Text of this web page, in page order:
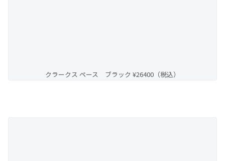
クラークス ペース ブラック ¥26400（税込）